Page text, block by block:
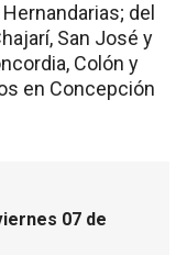
del
San José y
Colón y
en Concepción
07 de